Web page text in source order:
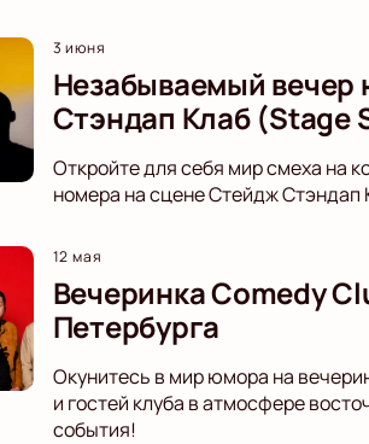
3 июня
Незабываемый вечер
Стэндап Клаб (Stage
Откройте для себя мир смеха на
номера на сцене Стейдж Стэндап
12 мая
Вечеринка Comedy
Петербурга
Окунитесь в мир юмора на
и гостей клуба в атмосфере
события!